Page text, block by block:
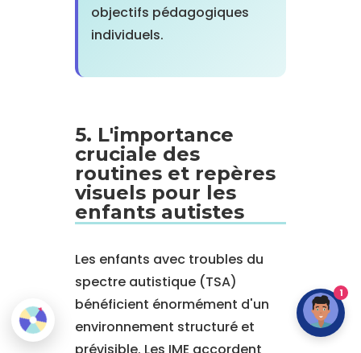
objectifs pédagogiques
individuels.
5. L'importance
cruciale des
routines et repères
visuels pour les
enfants autistes
Les enfants avec troubles du
spectre autistique (TSA)
bénéficient énormément d'un
environnement structuré et
1